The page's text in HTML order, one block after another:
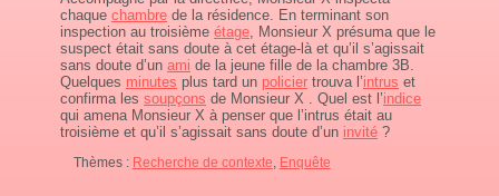
chaque chambre de la résidence. En terminant son
inspection au troisième étage, Monsieur X présuma que le
suspect était sans doute à cet étage-là et qu’il s’agissait
sans doute d’un ami de la jeune fille de la chambre 3B.
Quelques minutes plus tard un policier trouva l’intrus et
confirma les soupçons de Monsieur X . Quel est l’indice
qui amena Monsieur X à penser que l’intrus était au
troisième et qu’il s’agissait sans doute d’un invité ?
Thèmes : Recherche de contexte Enquête